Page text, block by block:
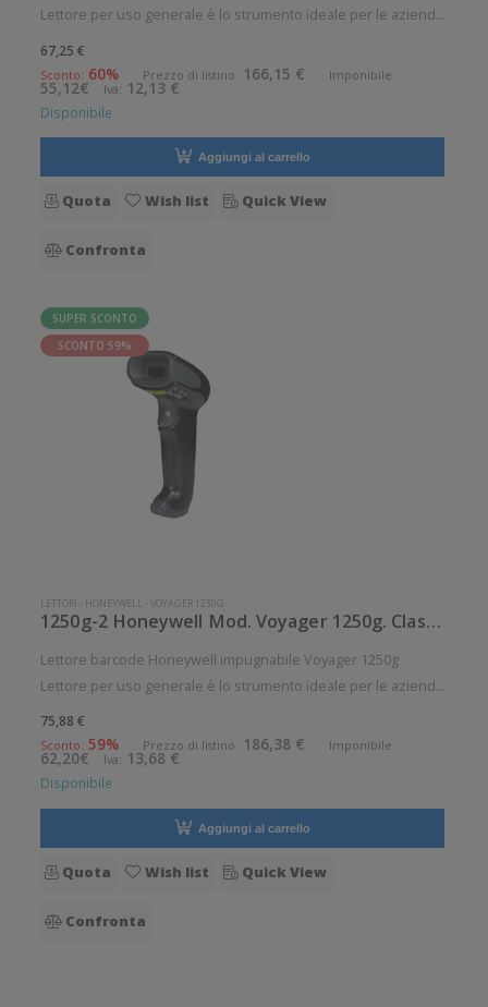
Lettore per uso generale è lo strumento ideale per le aziende
dei codici a barre. Angolo di scansione verticale: 1° Angolo di
sca
67,25 €
Sconto: 60% Prezzo di listino: 166,15 € Imponibile:
55,12€ Iva: 12,13 €
Disponibile
Aggiungi al carrello
Quota Wish list Quick View
Confronta
SUPER SCONTO
SCONTO 59%
LETTORI - HONEYWELL -VOYAGER 1250G
1250g-2 Honeywell Mod. Voyager 1250g. Classificazione: Impugnabile.
Lettore barcode Honeywell impugnabile Voyager 1250g
Lettore per uso generale è lo strumento ideale per le aziende
che desiderano migliorare le applicazioni quotidiane di lettura
dei codici a barre. Angolo di scansione verticale: 1° Angolo di
sca
75,88 €
Sconto: 59% Prezzo di listino: 186,38 € Imponibile:
62,20€ Iva: 13,68 €
Disponibile
Aggiungi al carrello
Quota Wish list Quick View
Confronta